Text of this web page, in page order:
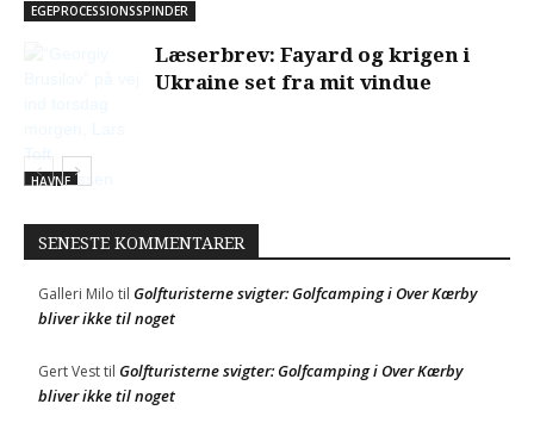
EGEPROCESSIONSSPINDER
HAVNE
Læserbrev: Fayard og krigen i
Ukraine set fra mit vindue
SENESTE KOMMENTARER
Galleri Milo til Golfturisterne svigter: Golfcamping i Over Kærby
bliver ikke til noget
Gert Vesttil Golfturisterne svigter: Golfcamping i Over Kærby
bliver ikke til noget